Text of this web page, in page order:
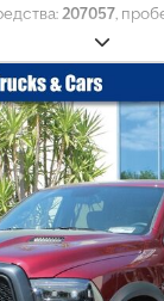
207057 ,
, первая регистрация:
вес:1 952 кг,
453 кг, общий вес:
Супер E10 95,
, Выбросы CO₂: 333 г/
21,4 л/100км, расход
топлива
, тип передачи:
, Год выпуска:2024,